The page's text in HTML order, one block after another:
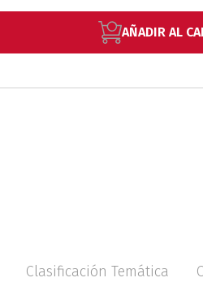
AÑADIR AL
Clasificación Temática